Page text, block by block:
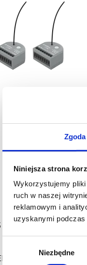
Zgoda
Niniejsza strona
Wykorzystujemy
ruch w naszej
reklamowym i
uzyskanymi podczas
Niezbędne